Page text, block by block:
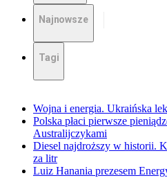
Najnowsze
Tagi
Wojna i energia. Ukraińska
Polska płaci pierwsze
Australijczykami
Diesel najdroższy w historii.
za litr
Luiz Hanania prezesem